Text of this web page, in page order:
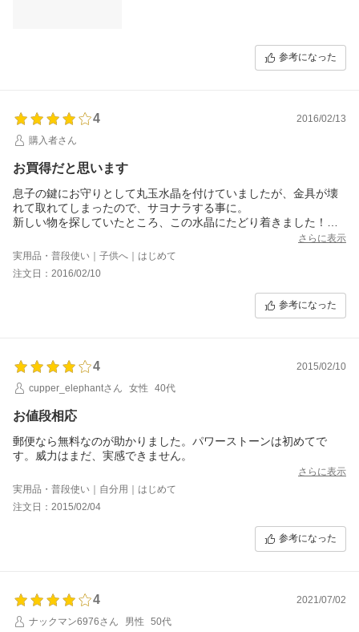
参考になった
4
2016/02/13
購入者さん
お買得だと思います
息子の鍵にお守りとして丸玉水晶を付けていましたが、金具が壊
れて取れてしまったので、サヨナラする事に。
新しい物を探していたところ、この水晶にたどり着きました！
ただ、ひび？クラックと言うんでしょうか？は入っていますが、
値段が安いので、仕方がないなと言う感じで、私は気になりませ
ん。
さらに表示
実用品・普段使い｜子供へ｜はじめて
注文日：2016/02/10
参考になった
4
2015/02/10
cupper_elephantさん
女性 40代
お値段相応
郵便なら無料なのが助かりました。パワーストーンは初めてで
す。威力はまだ、実感できません。
さらに表示
実用品・普段使い｜自分用｜はじめて
注文日：2015/02/04
参考になった
4
2021/07/02
ナックマン6976さん
男性 50代